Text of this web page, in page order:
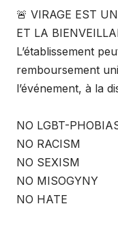
🚨 VIRAGE EST
ET LA
L’établissement
remboursement
l’événement, à la
NO LGBT-
NO RACISM
NO SEXISM
NO MISOGYNY
NO HATE